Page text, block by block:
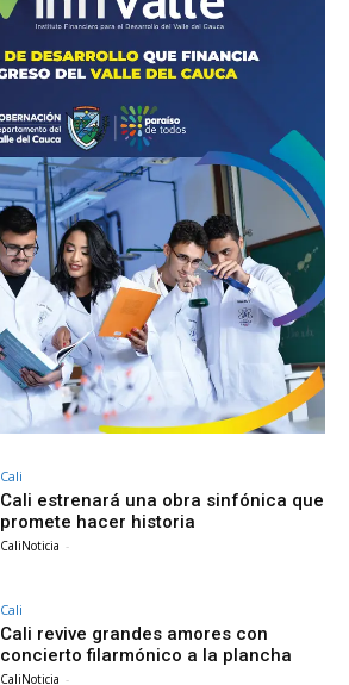
Cali
Cali estrenará una obra sinfónica que
promete hacer historia
CaliNoticia -
Cali
Cali revive grandes amores con
concierto filarmónico a la plancha
CaliNoticia -